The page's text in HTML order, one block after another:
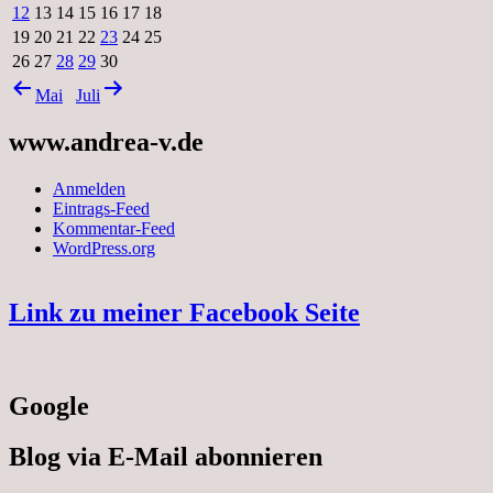
12 13 14 15 16 17 18
19 20 21 22 23 24 25
26 27 28 29 30
Mai
Juli
www.andrea-v.de
Anmelden
Eintrags-Feed
Kommentar-Feed
WordPress.org
Link zu meiner Facebook Seite
Google
Blog via E-Mail abonnieren